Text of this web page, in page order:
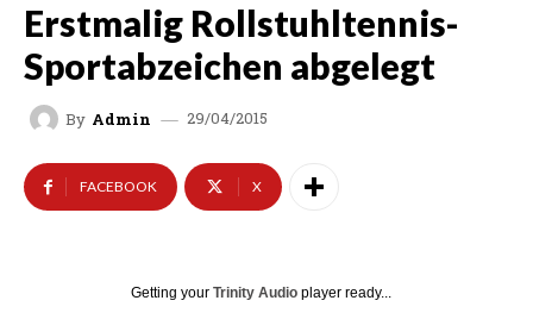
Erstmalig Rollstuhltennis-
Sportabzeichen abgelegt
By Admin 29/04/2015
FACEBOOK X
Getting your Trinity Audio player ready...